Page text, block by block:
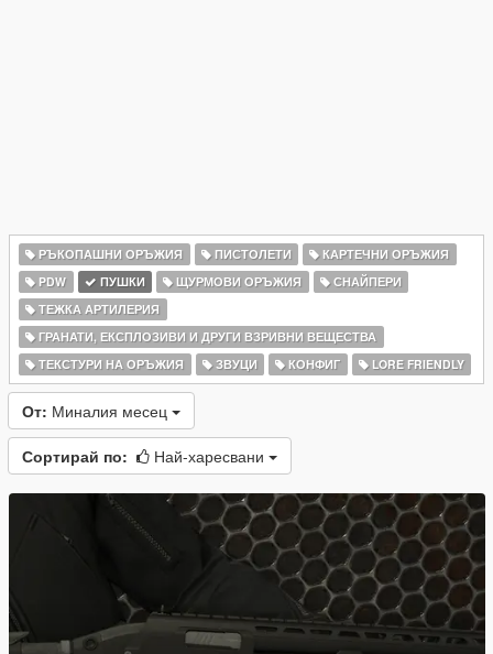
РЪКОПАШНИ ОРЪЖИЯ ПИСТОЛЕТИ
КАРТЕЧНИ ОРЪЖИЯ
PDW
ПУШКИ ЩУРМОВИ ОРЪЖИЯ
СНАЙПЕРИ
ТЕЖКА АРТИЛЕРИЯ
ГРАНАТИ, ЕКСПЛОЗИВИ И ДРУГИ ВЗРИВНИ ВЕЩЕСТВА
ТЕКСТУРИ НА ОРЪЖИЯ
ЗВУЦИ КОНФИГ LORE FRIENDLY
От: Миналия месец
Сортирай по: Най-харесвани